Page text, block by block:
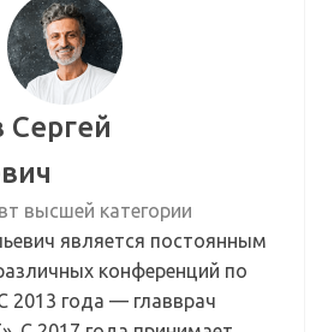
Сергей
высшей категории
является постоянным
конференций по
2013 года — главврач